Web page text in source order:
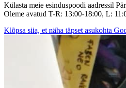
Külasta meie esinduspoodi aadressil
Oleme avatud T-R: 13:00-18:00, L:
Klõpsa siia, et näha täpset asukohta